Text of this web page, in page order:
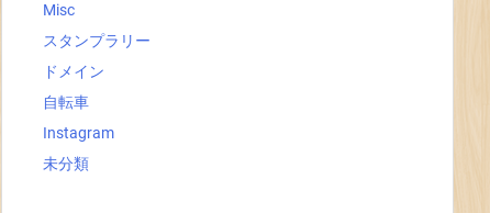
Misc
スタンプラリー
ドメイン
自転車
Instagram
未分類